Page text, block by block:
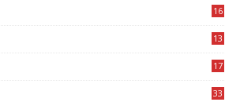
16
13
17
33